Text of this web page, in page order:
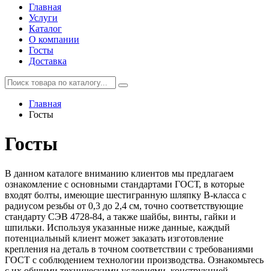
Главная
Услуги
Каталог
О компании
Госты
Доставка
Главная
Госты
Госты
В данном каталоге вниманию клиентов мы предлагаем
ознакомление с основными стандартами ГОСТ, в которые
входят болты, имеющие шестигранную шляпку В-класса с
радиусом резьбы от 0,3 до 2,4 см, точно соответствующие
стандарту СЭВ 4728-84, а также шайбы, винты, гайки и
шпильки. Используя указанные ниже данные, каждый
потенциальный клиент может заказать изготовление
крепления на деталь в точном соответствии с требованиями
ГОСТ с соблюдением технологии производства. Ознакомьтесь